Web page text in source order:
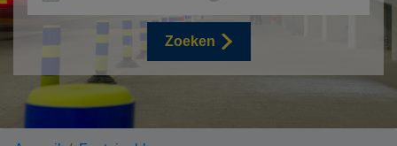
Zoeken